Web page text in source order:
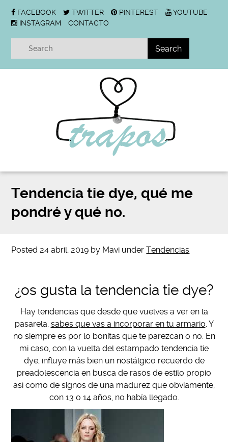
FACEBOOK TWITTER PINTEREST
YOUTUBE
INSTAGRAM
CONTACTO
Tendencia tie dye, qué me
pondré y qué no.
Posted24 abril, 2019 by Mavi underTendencias
¿os gusta la tendencia tie dye?
Hay tendencias que desde que vuelves a ver en la
pasarela, sabes que vas a incorporar en tu armario . Y
no siempre es por lo bonitas que te parezcan o no. En
mi caso, con la vuelta del estampado tendencia tie
dye, influye más bien un nostálgico recuerdo de
preadolescencia en busca de rasos de estilo propio
así como de signos de una madurez que obviamente,
con 13 o 14 años, no había llegado.